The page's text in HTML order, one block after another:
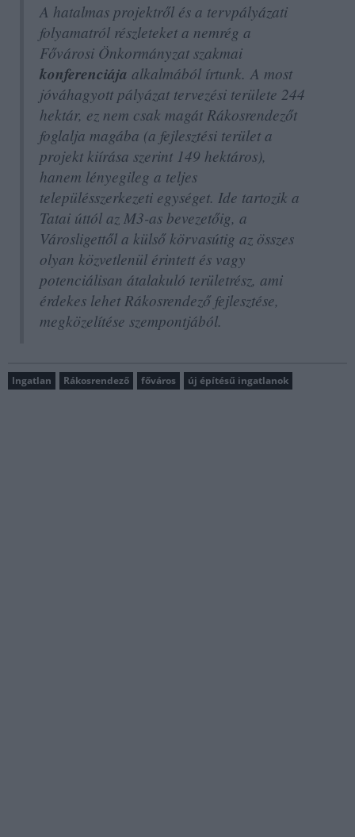
A hatalmas projektről és a tervpályázati
folyamatról részleteket a nemrég a
Fővárosi Önkormányzat szakmai
konferenciája alkalmából írtunk. A most
jóváhagyott pályázat tervezési területe 244
hektár, ez nem csak magát Rákosrendezőt
foglalja magába (a fejlesztési terület a
projekt kiírása szerint 149 hektáros),
hanem lényegileg a teljes
településszerkezeti egységet. Ide tartozik a
Tatai úttól az M3-as bevezetőig, a
Városligettől a külső körvasútig az összes
olyan közvetlenül érintett és vagy
potenciálisan átalakuló területrész, ami
érdekes lehet Rákosrendező fejlesztése,
megközelítése szempontjából.
Ingatlan Rákosrendező főváros új építésű ingatlanok